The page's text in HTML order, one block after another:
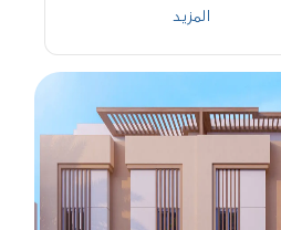
المزيد